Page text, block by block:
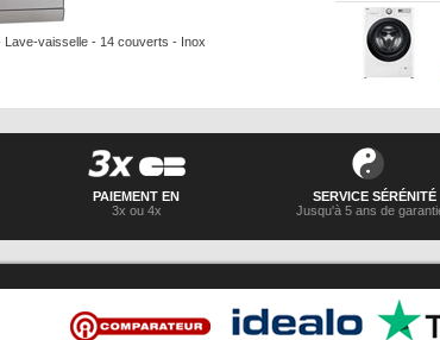
Lave-vaisselle - 14 couverts - Inox
PAIEMENT EN
3x ou 4x
SERVICE SÉRÉNITÉ
Jusqu'à 5 ans de